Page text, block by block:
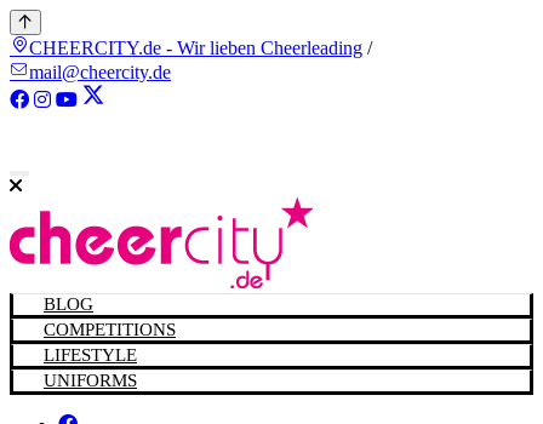
CHEERCITY.de - Wir lieben Cheerleading /
mail@cheercity.de
BLOG
COMPETITIONS
LIFESTYLE
UNIFORMS